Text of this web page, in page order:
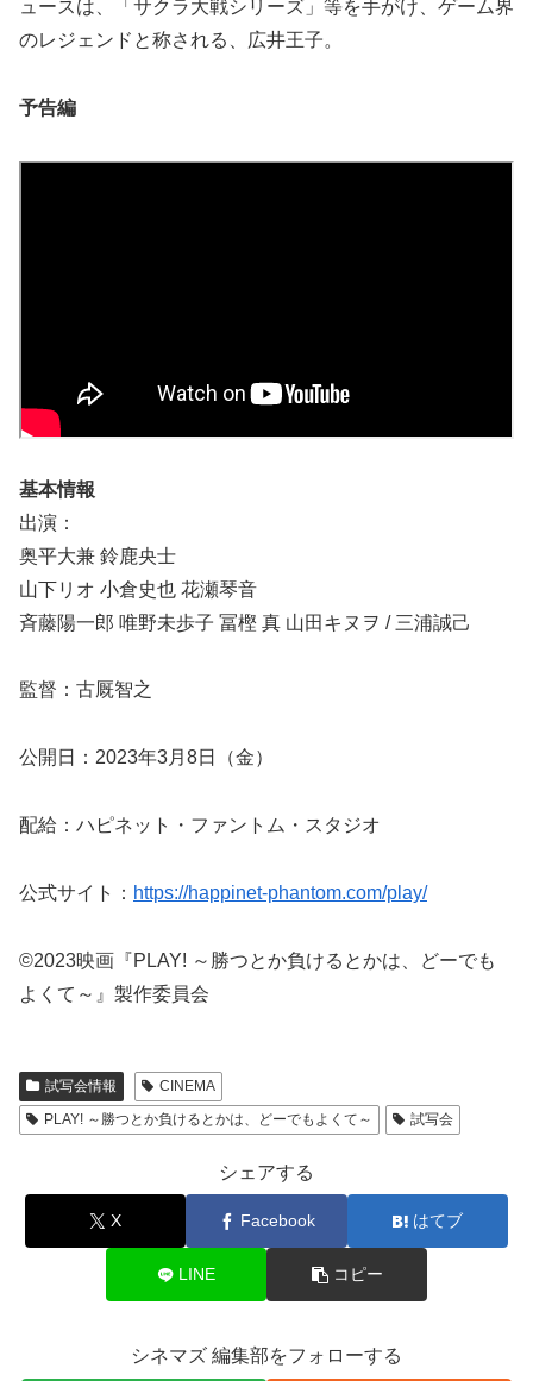
ュースは、「サクラ大戦シリーズ」等を手がけ、ゲーム界
のレジェンドと称される、広井王子。
予告編
基本情報
出演：
奥平大兼 鈴鹿央士
山下リオ 小倉史也 花瀬琴音
斉藤陽一郎 唯野未歩子 冨樫 真 山田キヌヲ / 三浦誠己
監督：古厩智之
公開日：2023年3月8日（金）
配給：ハピネット・ファントム・スタジオ
公式サイト： https://happinet-phantom.com/play/
©2023映画『PLAY! ～勝つとか負けるとかは、どーでも
よくて～』製作委員会
試写会情報
CINEMA
PLAY! ～勝つとか負けるとかは、どーでもよくて～
試写会
シェアする
X Facebook はてブ
LINE コピー
シネマズ 編集部をフォローする